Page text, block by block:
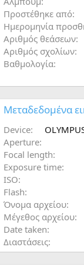
Προστέθηκε από
Ημερομηνία
Αριθμός θεάσεων
Αριθμός σχολίων
Βαθμολογία
Μεταδεδομένα
Device
Aperture
Focal length
Exposure time
ISO
Flash
Όνομα αρχείου
Μέγεθος αρχείου
Date taken
Διαστάσεις